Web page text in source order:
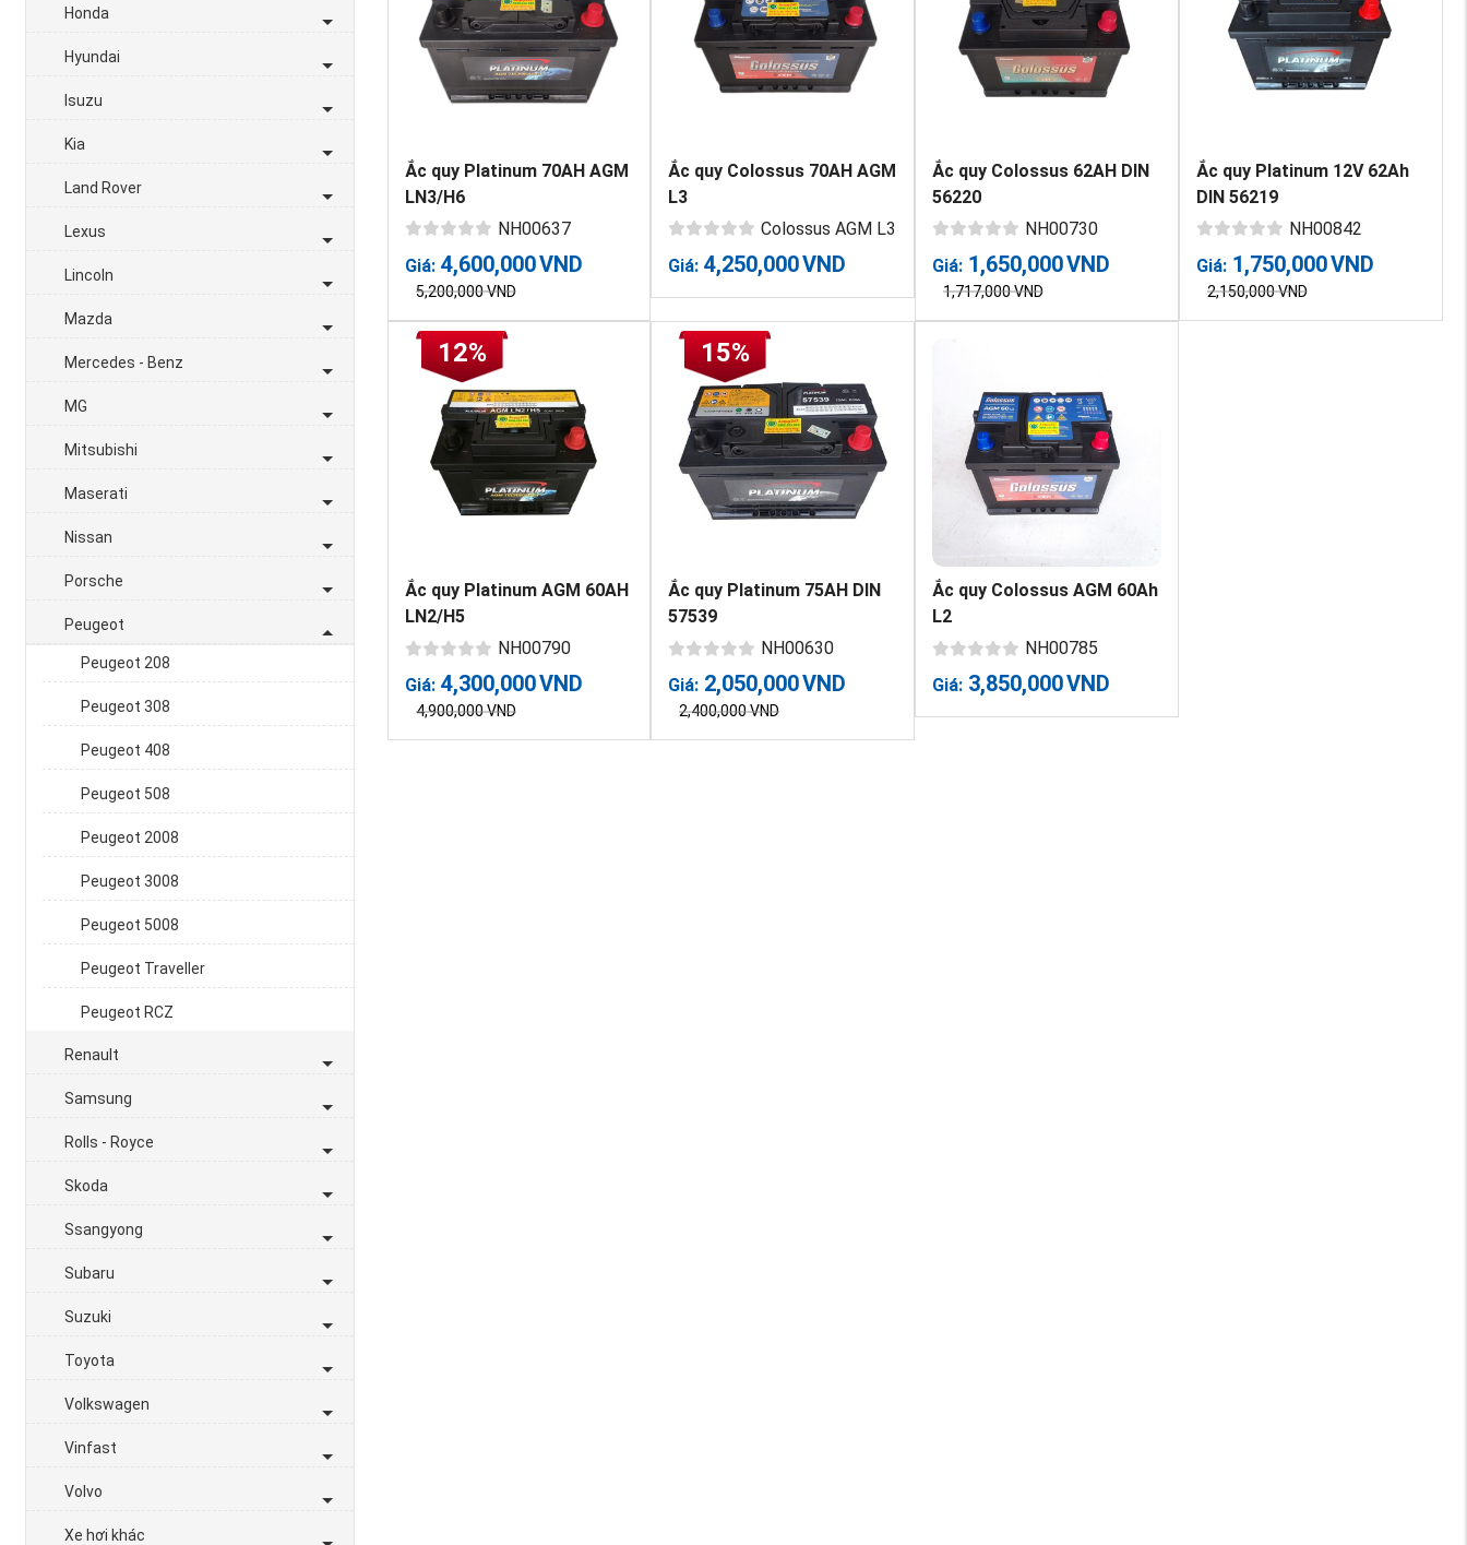
Honda
Hyundai
Isuzu
Kia
Land Rover
Lexus
Lincoln
Mazda
Mercedes - Benz
MG
Mitsubishi
Maserati
Nissan
Porsche
Peugeot
Peugeot 208
Peugeot 308
Peugeot 408
Peugeot 508
Peugeot 2008
Peugeot 3008
Peugeot 5008
Peugeot Traveller
Peugeot RCZ
Renault
Samsung
Rolls - Royce
Skoda
Ssangyong
Subaru
Suzuki
Toyota
Volkswagen
Vinfast
Volvo
Xe hơi khác
Ắc quy Platinum 70AH AGM
LN3/H6
NH00637
Giá: 4,600,000VND
5,200,000VND
Ắc quy Colossus 70AH AGM
L3
Colossus AGM L3
Giá: 4,250,000VND
Ắc quy Colossus 62AH DIN
56220
NH00730
Giá: 1,650,000VND
1,717,000VND
Ắc quy Platinum 12V 62Ah
DIN 56219
NH00842
Giá: 1,750,000VND
2,150,000VND
12%
Ắc quy Platinum AGM 60AH
LN2/H5
NH00790
Giá: 4,300,000VND
4,900,000VND
15%
Ắc quy Platinum 75AH DIN
57539
NH00630
Giá: 2,050,000VND
2,400,000VND
Ắc quy Colossus AGM 60Ah
L2
NH00785
Giá: 3,850,000VND